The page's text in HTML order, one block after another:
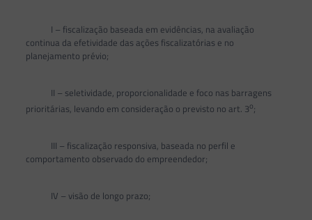
I – fiscalização baseada em evidências, na avaliação
continua da efetividade das ações fiscalizatórias e no
planejamento prévio;
II – seletividade, proporcionalidade e foco nas barragens
prioritárias, levando em consideração o previsto no art. 3o;
III – fiscalização responsiva, baseada no perfil e
comportamento observado do empreendedor;
IV – visão de longo prazo;